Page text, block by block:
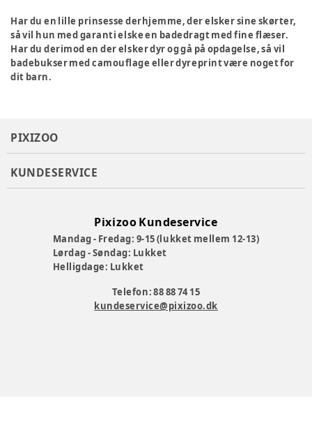
Har du en lille prinsesse derhjemme, der elsker sine skørter,
så vil hun med garanti elske en badedragt med fine flæser.
Har du derimod en der elsker dyr og gå på opdagelse, så vil
badebukser med camouflage eller dyreprint være noget for
dit barn.
PIXIZOO
KUNDESERVICE
Pixizoo Kundeservice
Mandag - Fredag: 9-15 (lukket mellem 12-13)
Lørdag - Søndag: Lukket
Helligdage: Lukket
Telefon: 88 88 74 15
kundeservice@pixizoo.dk